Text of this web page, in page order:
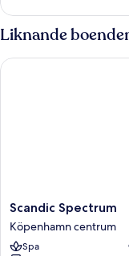
Superior
Plus
Liknande
Scandic
Spectrum
Köpenhamn
centrum
Scandic Spectrum
Köpenhamn centrum
Spa
Scandic Spectrum